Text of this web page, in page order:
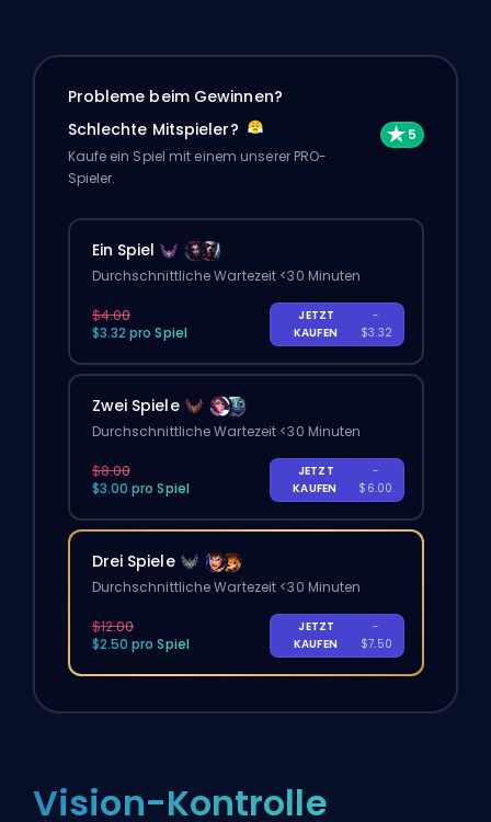
Probleme beim Gewinnen?
Schlechte Mitspieler?
Kaufe ein Spiel mit einem unserer PRO-
Spieler.
Ein Spiel
Durchschnittliche Wartezeit <30 Minuten
$4.00
$3.32 pro Spiel
JETZT
KAUFEN
-
$3.32
Zwei Spiele
Durchschnittliche Wartezeit <30 Minuten
$8.00
$3.00 pro Spiel
JETZT
KAUFEN
-
$6.00
Drei Spiele
Durchschnittliche Wartezeit <30 Minuten
$12.00
$2.50 pro Spiel
JETZT
KAUFEN
-
$7.50
Vision-Kontrolle